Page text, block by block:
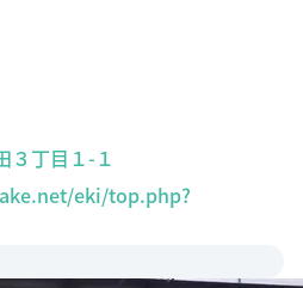
３丁目１-１
eki/top.php?